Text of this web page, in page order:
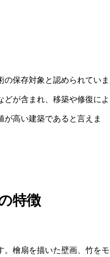
保存対象と認められていま
が含まれ、移築や修復によ
高い建築であると言えま
特徴
。檜扇を描いた壁画、竹をモ